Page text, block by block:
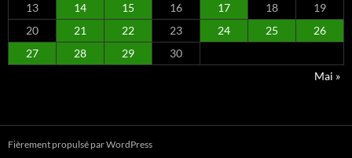
13
14 15 16 17 18
19
20
21 22 23 24 25
26
27
28 29
30
Mai »
Fièrement propulsé par WordPress